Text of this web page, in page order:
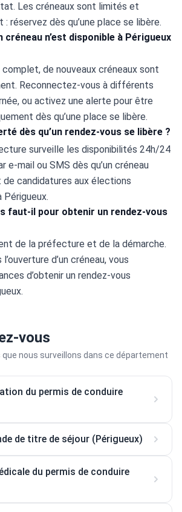
Les créneaux sont limités et
réservez dès qu’une place se libère.
créneau n’est disponible à Périgueux
de nouveaux créneaux sont
Reconnectez-vous à différents
ou activez une alerte pour être
dès qu’une place se libère.
dès qu’un rendez-vous se libère ?
surveille les disponibilités 24h/24
e-mail ou SMS dès qu’un créneau
de candidatures aux élections
faut-il pour obtenir un rendez-vous
de la préfecture et de la démarche.
d’un créneau, vous
d’obtenir un rendez-vous
vous
que nous surveillons dans ce département
du permis de conduire
de titre de séjour (Périgueux)
du permis de conduire